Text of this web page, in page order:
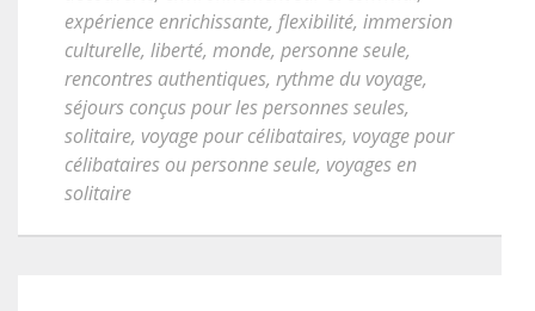
expérience enrichissante, flexibilité, immersion
culturelle, liberté, monde, personne seule,
rencontres authentiques, rythme du voyage,
séjours conçus pour les personnes seules,
solitaire, voyage pour célibataires, voyage pour
célibataires ou personne seule, voyages en
solitaire